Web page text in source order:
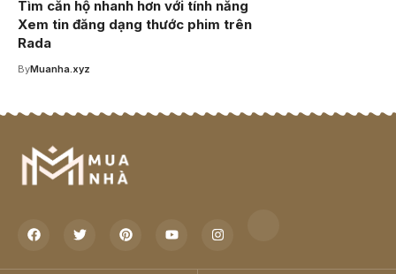
Tìm căn hộ nhanh hơn với tính năng
Xem tin đăng dạng thước phim trên
Rada
ByMuanha.xyz